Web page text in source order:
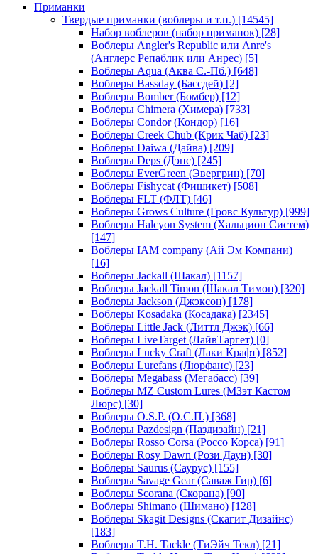
Приманки
Твердые приманки (воблеры и т.п.) [14545]
Набор воблеров (набор приманок) [28]
Воблеры Angler's Republic или Anre's
(Англерс Репаблик или Анрес) [5]
Воблеры Aqua (Аква С.-Пб.) [648]
Воблеры Bassday (Бассдей) [2]
Воблеры Bomber (Бомбер) [12]
Воблеры Chimera (Химера) [733]
Воблеры Condor (Кондор) [16]
Воблеры Creek Chub (Крик Чаб) [23]
Воблеры Daiwa (Дайва) [209]
Воблеры Deps (Дэпс) [245]
Воблеры EverGreen (Эвергрин) [70]
Воблеры Fishycat (Фишикет) [508]
Воблеры FLT (ФЛТ) [46]
Воблеры Grows Culture (Гровс Культур) [999]
Воблеры Halcyon System (Хальцион Систем)
[147]
Воблеры IAM company (Ай Эм Компани)
[16]
Воблеры Jackall (Шакал) [1157]
Воблеры Jackall Timon (Шакал Тимон) [320]
Воблеры Jackson (Джэксон) [178]
Воблеры Kosadaka (Косадака) [2345]
Воблеры Little Jack (Литтл Джэк) [66]
Воблеры LiveTarget (ЛайвТаргет) [0]
Воблеры Lucky Craft (Лаки Крафт) [852]
Воблеры Lurefans (Люрфанс) [23]
Воблеры Megabass (Мегабасс) [39]
Воблеры MZ Custom Lures (МЗэт Кастом
Люрс) [30]
Воблеры O.S.P. (О.С.П.) [368]
Воблеры Pazdesign (Паздизайн) [21]
Воблеры Rosso Corsa (Россо Корса) [91]
Воблеры Rosy Dawn (Рози Даун) [30]
Воблеры Saurus (Саурус) [155]
Воблеры Savage Gear (Саваж Гир) [6]
Воблеры Scorana (Скорана) [90]
Воблеры Shimano (Шимано) [128]
Воблеры Skagit Designs (Скагит Дизайнс)
[183]
Воблеры T.H. Tackle (ТиЭйч Текл) [21]